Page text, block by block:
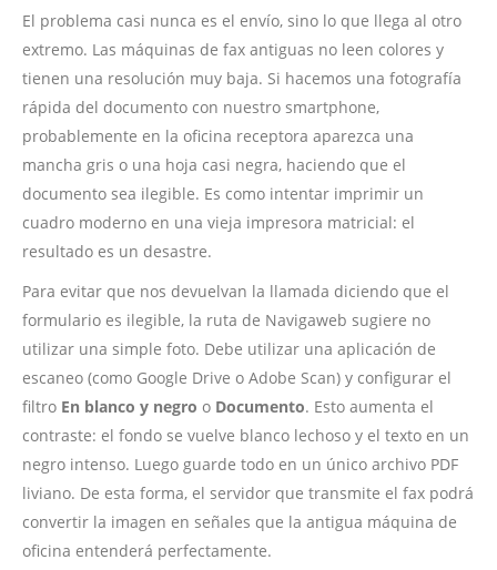
El problema casi nunca es el envío, sino lo que llega al otro
extremo. Las máquinas de fax antiguas no leen colores y
tienen una resolución muy baja. Si hacemos una fotografía
rápida del documento con nuestro smartphone,
probablemente en la oficina receptora aparezca una
mancha gris o una hoja casi negra, haciendo que el
documento sea ilegible. Es como intentar imprimir un
cuadro moderno en una vieja impresora matricial: el
resultado es un desastre.
Para evitar que nos devuelvan la llamada diciendo que el
formulario es ilegible, la ruta de Navigaweb sugiere no
utilizar una simple foto. Debe utilizar una aplicación de
escaneo (como Google Drive o Adobe Scan) y configurar el
filtro En blanco y negro o Documento. Esto aumenta el
contraste: el fondo se vuelve blanco lechoso y el texto en un
negro intenso. Luego guarde todo en un único archivo PDF
liviano. De esta forma, el servidor que transmite el fax podrá
convertir la imagen en señales que la antigua máquina de
oficina entenderá perfectamente.